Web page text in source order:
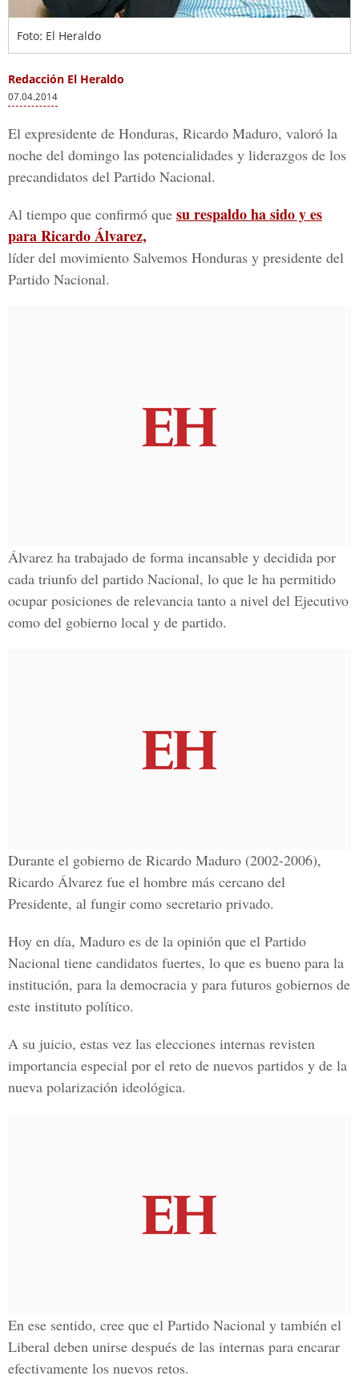
Foto: El Heraldo
Redacción El Heraldo
07.04.2014
El expresidente de Honduras, Ricardo Maduro, valoró la
noche del domingo las potencialidades y liderazgos de los
precandidatos del Partido Nacional.
Al tiempo que confirmó que su respaldo ha sido y es
para Ricardo Álvarez,
líder del movimiento Salvemos Honduras y presidente del
Partido Nacional.
Álvarez ha trabajado de forma incansable y decidida por
cada triunfo del partido Nacional, lo que le ha permitido
ocupar posiciones de relevancia tanto a nivel del Ejecutivo
como del gobierno local y de partido.
Durante el gobierno de Ricardo Maduro (2002-2006),
Ricardo Álvarez fue el hombre más cercano del
Presidente, al fungir como secretario privado.
Hoy en día, Maduro es de la opinión que el Partido
Nacional tiene candidatos fuertes, lo que es bueno para la
institución, para la democracia y para futuros gobiernos de
este instituto político.
A su juicio, estas vez las elecciones internas revisten
importancia especial por el reto de nuevos partidos y de la
nueva polarización ideológica.
En ese sentido, cree que el Partido Nacional y también el
Liberal deben unirse después de las internas para encarar
efectivamente los nuevos retos.